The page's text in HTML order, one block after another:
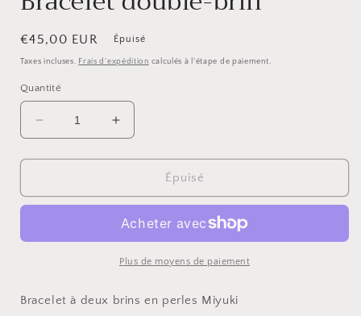
modale
Prix
habituel
€45,00 EUR Épuisé
Taxes incluses. Frais d'expédition calculés à l'étape de paiement.
Quantité
Réduire
la
quantité
Bracelet
Augmenter
la
quantité
Bracelet
brin
Épuisé
Plus de moyens de paiement
Bracelet à deux brins en perles Miyuki